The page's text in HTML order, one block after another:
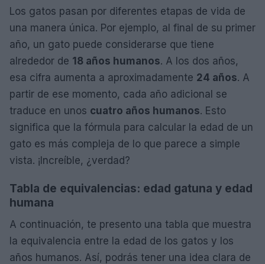
Los gatos pasan por diferentes etapas de vida de
una manera única. Por ejemplo, al final de su primer
año, un gato puede considerarse que tiene
alrededor de 18 años humanos. A los dos años,
esa cifra aumenta a aproximadamente 24 años. A
partir de ese momento, cada año adicional se
traduce en unos cuatro años humanos. Esto
significa que la fórmula para calcular la edad de un
gato es más compleja de lo que parece a simple
vista. ¡Increíble, ¿verdad?
Tabla de equivalencias: edad gatuna y edad
humana
A continuación, te presento una tabla que muestra
la equivalencia entre la edad de los gatos y los
años humanos. Así, podrás tener una idea clara de